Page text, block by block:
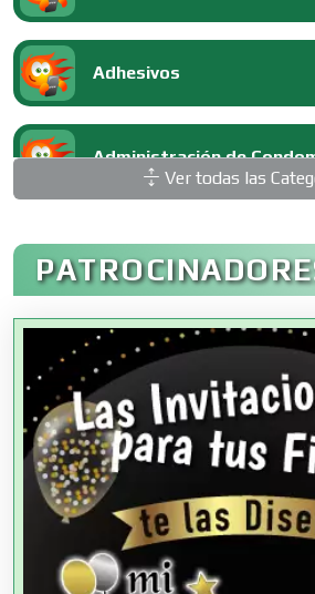
Adhesivos
Administración de
Administración de
Agencias Aduanales
Agencias de Autos
Agencias de Cobranza
Agencias de Colocación
Ver todas las